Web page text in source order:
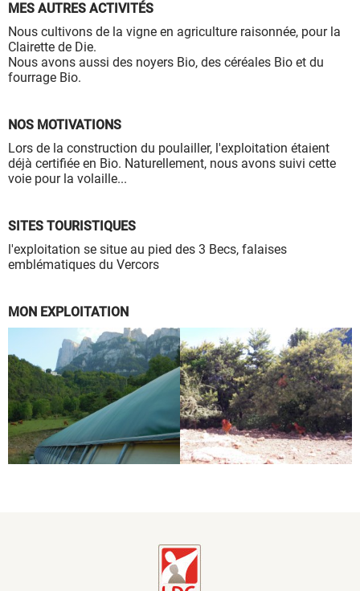
MES AUTRES ACTIVITÉS
Nous cultivons de la vigne en agriculture raisonnée, pour la
Clairette de Die.
Nous avons aussi des noyers Bio, des céréales Bio et du
fourrage Bio.
NOS MOTIVATIONS
Lors de la construction du poulailler, l'exploitation étaient
déjà certifiée en Bio. Naturellement, nous avons suivi cette
voie pour la volaille...
SITES TOURISTIQUES
l'exploitation se situe au pied des 3 Becs, falaises
emblématiques du Vercors
MON EXPLOITATION